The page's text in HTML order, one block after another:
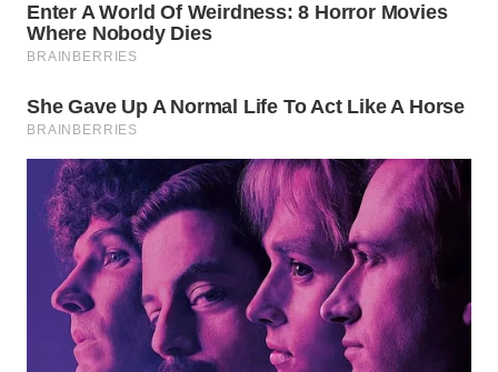
WAHANA
KONSUMEN
LISTRIK
WAHANA
TRAVEL
WAHANA
TV
WAHANANEWS
ID